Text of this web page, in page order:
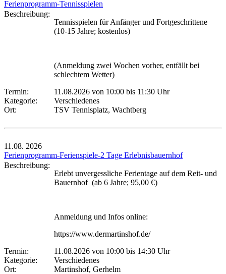
Ferienprogramm-Tennisspielen
Beschreibung:
Tennisspielen für Anfänger und Fortgeschrittene
(10-15 Jahre; kostenlos)
(Anmeldung zwei Wochen vorher, entfällt bei
schlechtem Wetter)
Termin:
11.08.2026 von 10:00 bis 11:30 Uhr
Kategorie:
Verschiedenes
Ort:
TSV Tennisplatz, Wachtberg
11.08. 2026
Ferienprogramm-Ferienspiele-2 Tage Erlebnisbauernhof
Beschreibung:
Erlebt unvergessliche Ferientage auf dem Reit- und
Bauernhof (ab 6 Jahre; 95,00 €)
Anmeldung und Infos online:
https://www.dermartinshof.de/
Termin:
11.08.2026 von 10:00 bis 14:30 Uhr
Kategorie:
Verschiedenes
Ort:
Martinshof, Gerhelm